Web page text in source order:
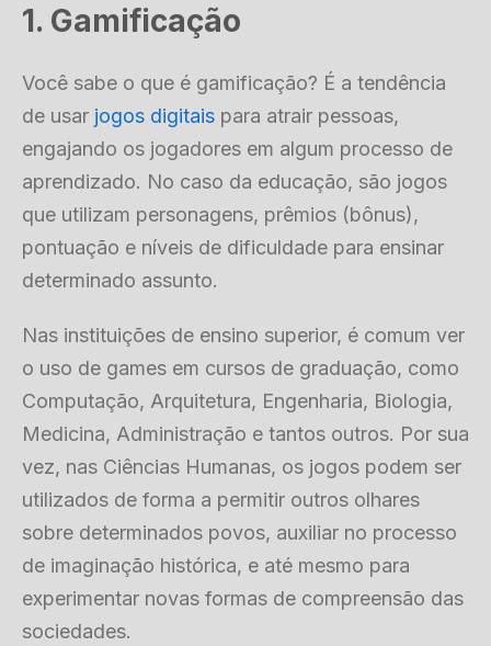
1. Gamificação
Você sabe o que é gamificação? É a tendência
de usar jogos digitais para atrair pessoas,
engajando os jogadores em algum processo de
aprendizado. No caso da educação, são jogos
que utilizam personagens, prêmios (bônus),
pontuação e níveis de dificuldade para ensinar
determinado assunto.
Nas instituições de ensino superior, é comum ver
o uso de games em cursos de graduação, como
Computação, Arquitetura, Engenharia, Biologia,
Medicina, Administração e tantos outros. Por sua
vez, nas Ciências Humanas, os jogos podem ser
utilizados de forma a permitir outros olhares
sobre determinados povos, auxiliar no processo
de imaginação histórica, e até mesmo para
experimentar novas formas de compreensão das
sociedades.